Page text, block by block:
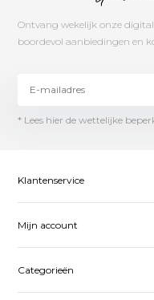
Ontvang wekelijk onze
boordevol aanbiedingen en
* Lees hier de wettelijke
Klantenservice
Mijn account
Categorieën